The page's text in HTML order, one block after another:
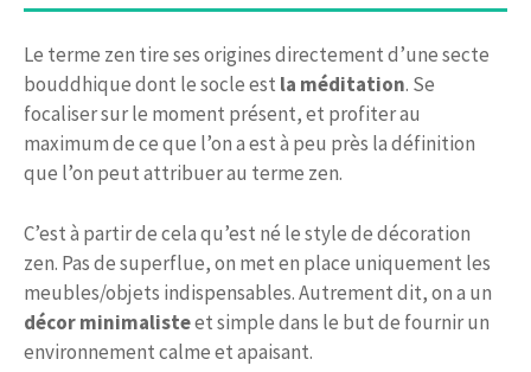
Le terme zen tire ses origines directement d’une secte
bouddhique dont le socle est la méditation. Se
focaliser sur le moment présent, et profiter au
maximum de ce que l’on a est à peu près la définition
que l’on peut attribuer au terme zen.
C’est à partir de cela qu’est né le style de décoration
zen. Pas de superflue, on met en place uniquement les
meubles/objets indispensables. Autrement dit, on a un
décor minimalisteet simple dans le but de fournir un
environnement calme et apaisant.